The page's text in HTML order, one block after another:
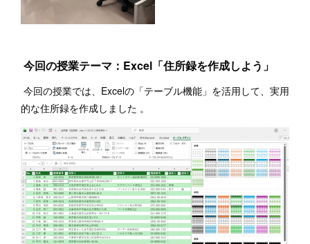
今回の授業テーマ：Excel「住所録を作成しよう」
今回の授業では、Excelの「テーブル機能」を活用して、実用
的な住所録を作成しました 。